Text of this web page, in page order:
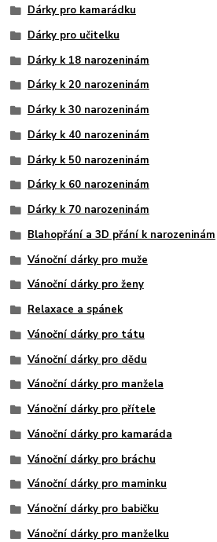
Dárky pro kamarádku
Dárky pro učitelku
Dárky k 18 narozeninám
Dárky k 20 narozeninám
Dárky k 30 narozeninám
Dárky k 40 narozeninám
Dárky k 50 narozeninám
Dárky k 60 narozeninám
Dárky k 70 narozeninám
Blahopřání a 3D přání k narozeninám
Vánoční dárky pro muže
Vánoční dárky pro ženy
Relaxace a spánek
Vánoční dárky pro tátu
Vánoční dárky pro dědu
Vánoční dárky pro manžela
Vánoční dárky pro přítele
Vánoční dárky pro kamaráda
Vánoční dárky pro bráchu
Vánoční dárky pro maminku
Vánoční dárky pro babičku
Vánoční dárky pro manželku